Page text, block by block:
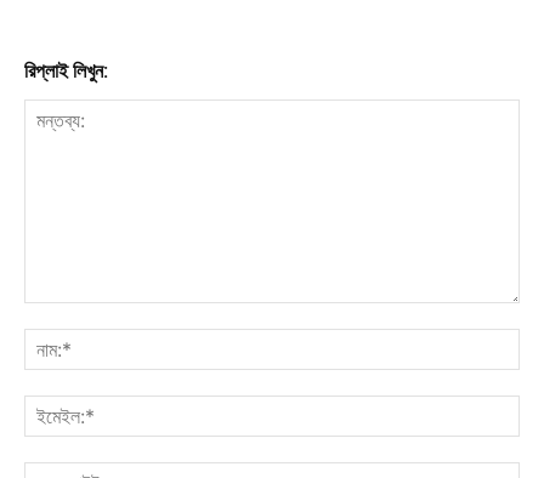
রিপ্লাই লিখুন: